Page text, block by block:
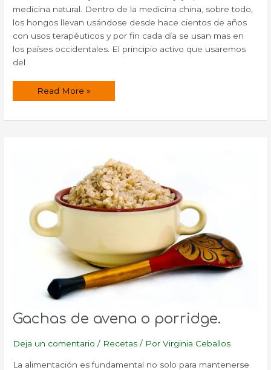
medicina natural. Dentro de la medicina china, sobre todo,
los hongos llevan usándose desde hace cientos de años
con usos terapéuticos y por fin cada día se usan mas en
los países occidentales. El principio activo que usaremos
del
El
Read More »
Gachas de avena o porridge.
Deja un comentario / Recetas / PorVirginia Ceballos
La alimentación es fundamental no solo para mantenerse